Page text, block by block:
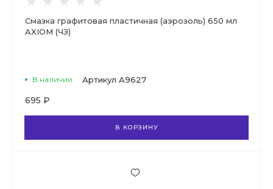
Смазка графитовая пластичная (аэрозоль) 650 мл
AXIOM (ЧЗ)
В наличии Артикул A9627
695 ₽
В КОРЗИНУ